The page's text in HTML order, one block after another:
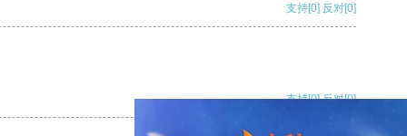
支持[0] 反对[0]
支持[0] 反对[0]